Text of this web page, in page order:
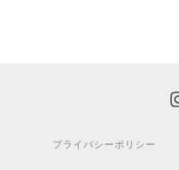
プライバシーポリシー